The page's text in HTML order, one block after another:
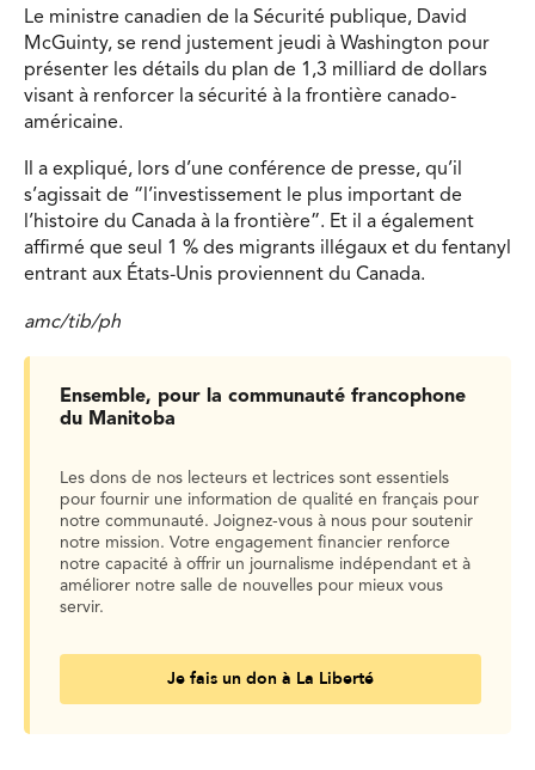
Le ministre canadien de la Sécurité publique, David
McGuinty, se rend justement jeudi à Washington pour
présenter les détails du plan de 1,3 milliard de dollars
visant à renforcer la sécurité à la frontière canado-
américaine.
Il a expliqué, lors d’une conférence de presse, qu’il
s’agissait de “l’investissement le plus important de
l’histoire du Canada à la frontière”. Et il a également
affirmé que seul 1 % des migrants illégaux et du fentanyl
entrant aux États-Unis proviennent du Canada.
amc/tib/ph
Ensemble, pour la communauté francophone
du Manitoba
Les dons de nos lecteurs et lectrices sont essentiels
pour fournir une information de qualité en français pour
notre communauté. Joignez-vous à nous pour soutenir
notre mission. Votre engagement financier renforce
notre capacité à offrir un journalisme indépendant et à
améliorer notre salle de nouvelles pour mieux vous
servir.
Je fais un don à La Liberté